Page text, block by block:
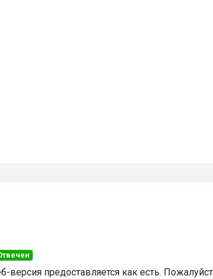
версия предоставляется как есть.